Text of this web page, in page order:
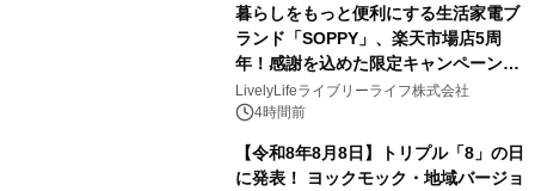
暮らしをもっと便利にする生活家電ブ
ランド「SOPPY」、楽天市場店5周
年！感謝を込めた限定キャンペーンを
8月10日より開催
LivelyLifeライブリーライフ株式会社
4時間前
【令和8年8月8日】トリプル「8」の日
に発表！ ヨックモック・地域バージョ